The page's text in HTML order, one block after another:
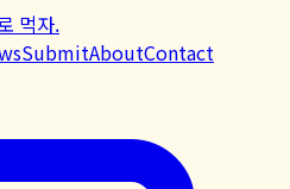
먹자.
SubmitAboutContact